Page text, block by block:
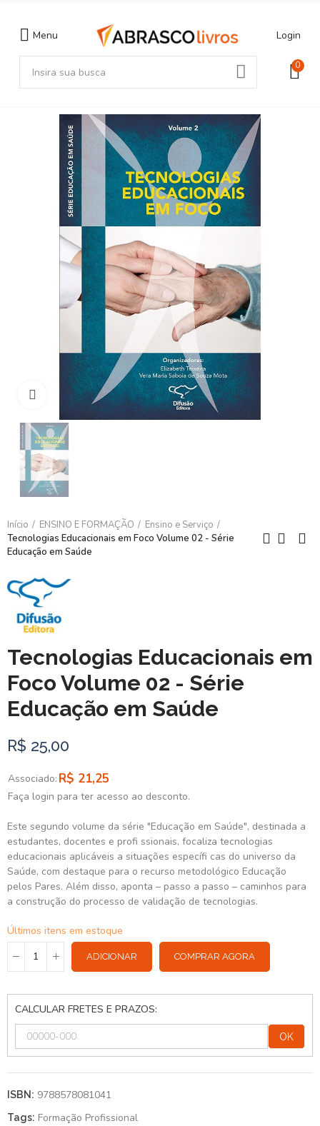
Menu Login
0
Clique para ampliar
Início ENSINO E FORMAÇÃO
Ensino e Serviço
Tecnologias Educacionais em Foco Volume 02 - Série
Educação em Saúde
Tecnologias Educacionais em
Foco Volume 02 - Série
Educação em Saúde
R$ 25,00
Associado: R$ 21,25
Faça login para ter acesso ao desconto.
Este segundo volume da série "Educação em Saúde", destinada a
estudantes, docentes e profi ssionais, focaliza tecnologias
educacionais aplicáveis a situações específi cas do universo da
Saúde, com destaque para o recurso metodológico Educação
pelos Pares. Além disso, aponta – passo a passo – caminhos para
a construção do processo de validação de tecnologias.
Últimos itens em estoque
ADICIONAR COMPRAR AGORA
CALCULAR FRETES E PRAZOS:
OK
ISBN: 9788578081041
Tags: Formação Profissional